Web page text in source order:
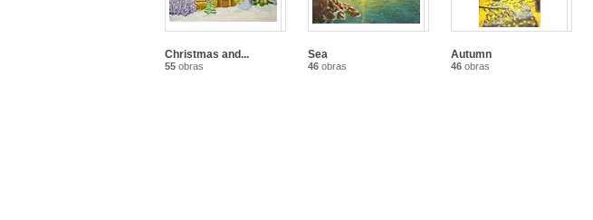
Christmas and...
55 obras
Sea
46 obras
Autumn
46 obras